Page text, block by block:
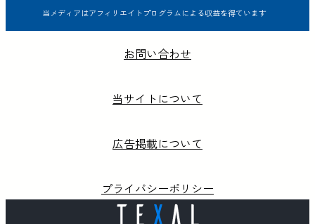
当メディアはアフィリエイトプログラムによる収益を得ています
お問い合わせ
当サイトについて
広告掲載について
プライバシーポリシー